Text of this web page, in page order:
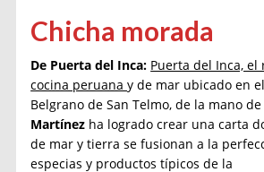
Chicha morada
De Puerta del Inca: Puerta del Inca,
cocina peruanay de mar ubicado en
Belgrano de San Telmo, de la mano
Martínez ha logrado crear una carta
de mar y tierra se fusionan a la
especias y productos típicos de la